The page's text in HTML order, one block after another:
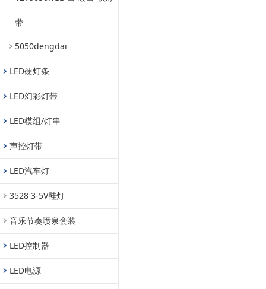
带
5050dengdai
LED硬灯条
LED幻彩灯带
LED模组/灯串
声控灯带
LED汽车灯
3528 3-5V鞋灯
音乐节奏喷泉套装
LED控制器
LED电源